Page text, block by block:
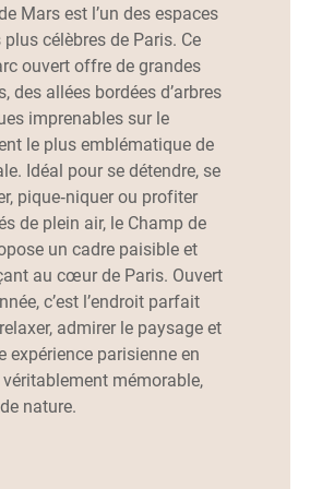
Mars est l’un des espaces
célèbres de Paris. Ce
ouvert offre de grandes
des allées bordées d’arbres
imprenables sur le
le plus emblématique de
Idéal pour se détendre, se
pique‑niquer ou profiter
de plein air, le Champ de
un cadre paisible et
au cœur de Paris. Ouvert
c’est l’endroit parfait
admirer le paysage et
expérience parisienne en
mémorable,
nature.